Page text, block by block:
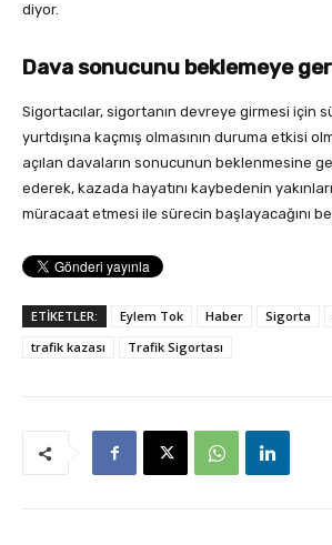
diyor.
Dava sonucunu beklemeye
Sigortacılar, sigortanın devreye girmesi için
yurtdışına kaçmış olmasının duruma etkisi
açılan davaların sonucunun beklenmesine
ederek, kazada hayatını kaybedenin
müracaat etmesi ile sürecin başlayacağını
ETİKETLER: Eylem Tok Haber Sigorta
trafik kazası
Trafik Sigortası